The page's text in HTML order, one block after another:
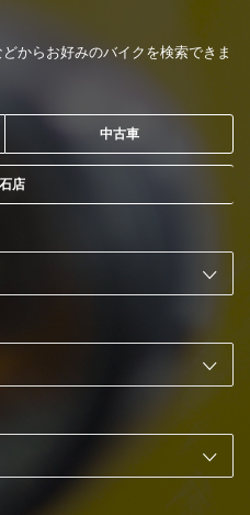
からお好みのバイクを検索できま
中古車
店